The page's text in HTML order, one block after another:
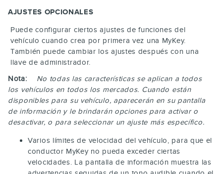
AJUSTES OPCIONALES
Puede configurar ciertos ajustes de funciones del
vehículo cuando crea por primera vez una MyKey.
También puede cambiar los ajustes después con una
llave de administrador.
Nota:
No todas las características se aplican a todos
los vehículos en todos los mercados. Cuando están
disponibles para su vehículo, aparecerán en su pantalla
de información y le brindarán opciones para activar o
desactivar, o para seleccionar un ajuste más específico.
Varios límites de velocidad del vehículo, para que el
conductor MyKey no pueda exceder ciertas
velocidades. La pantalla de información muestra las